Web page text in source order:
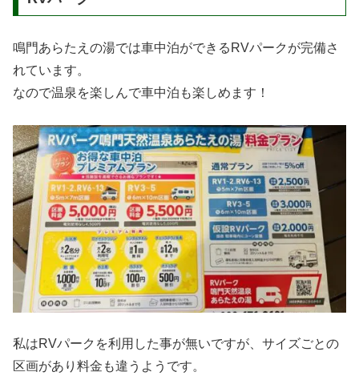
鳴門あらたえの湯では車中泊ができるRVパークが完備さ
れています。
なので温泉を楽しんで車中泊も楽しめます！
私はRVパークを利用した事が無いですが、サイズごとの
区画があり料金も違うようです。